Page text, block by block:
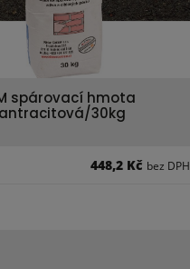
spárovací hmota
antracitová/30kg
448,2 Kč bez DPH